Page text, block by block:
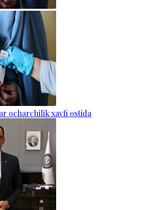
ocharchilik xavfi ostida